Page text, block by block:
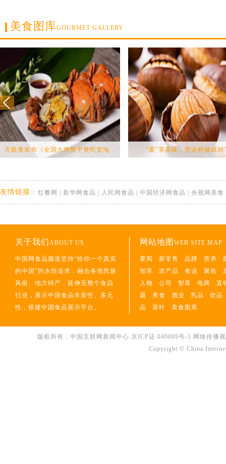
美食图库GOURMET GALLERY
天眼查发布《全国大闸蟹平替吃货地... “栗”享美味，您这样做就对
友情链接： 红餐网 新华网食品 人民网食品 中国经济网食品 央视网美食
关于我们ABOUT US
中国网食品频道坚持“给你一个真实
的中国”的永恒追求，融合各地民族
风俗、地方特产，延伸至整个食品
行业，展示中国食品丰富性、多元
性，搭建中国食品展示平台。
网站地图 WEB SITE MAP
要闻 新零售 品牌 营养
智库
农产品 食说 聚焦
人物
公司 智库 电商
直
题
美食 酒业 乳品
饮品
品
茶叶 美食图库
版权所有：中国互联网新闻中心 京ICP证 040089号-1 网络传播
Copyright © China